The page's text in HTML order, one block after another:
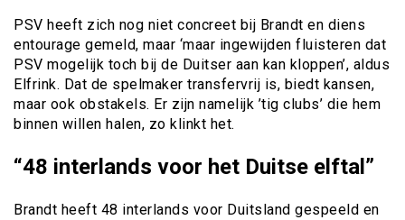
PSV heeft zich nog niet concreet bij Brandt en diens
entourage gemeld, maar ‘maar ingewijden fluisteren dat
PSV mogelijk toch bij de Duitser aan kan kloppen’, aldus
Elfrink. Dat de spelmaker transfervrij is, biedt kansen,
maar ook obstakels. Er zijn namelijk ’tig clubs’ die hem
binnen willen halen, zo klinkt het.
“48 interlands voor het Duitse elftal”
Brandt heeft 48 interlands voor Duitsland gespeeld en